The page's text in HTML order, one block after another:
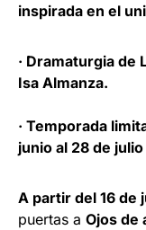
inspirada en el
· Dramaturgia de
Isa Almanza.
· Temporada
junio al 28 de
A partir del 16 de
puertas a Ojos de